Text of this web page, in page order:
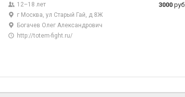
12–18 лет
г Москва, ул Старый Гай, д 8Ж
Богачев Олег Александрович
http://totem-fight.ru/
3000